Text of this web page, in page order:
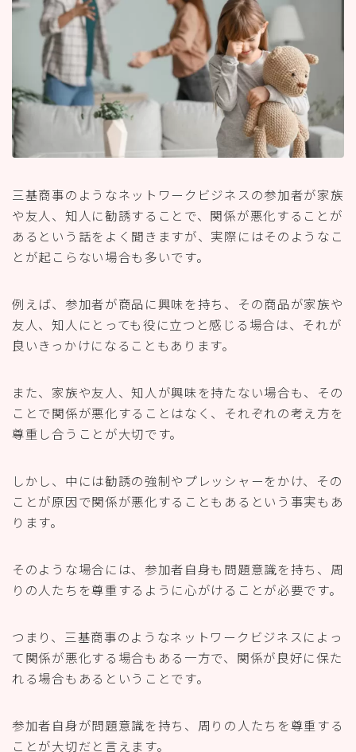
三基商事のようなネットワークビジネスの参加者が家族
や友人、知人に勧誘することで、関係が悪化することが
あるという話をよく聞きますが、実際にはそのようなこ
とが起こらない場合も多いです。
例えば、参加者が商品に興味を持ち、その商品が家族や
友人、知人にとっても役に立つと感じる場合は、それが
良いきっかけになることもあります。
また、家族や友人、知人が興味を持たない場合も、その
ことで関係が悪化することはなく、それぞれの考え方を
尊重し合うことが大切です。
しかし、中には勧誘の強制やプレッシャーをかけ、その
ことが原因で関係が悪化することもあるという事実もあ
ります。
そのような場合には、参加者自身も問題意識を持ち、周
りの人たちを尊重するように心がけることが必要です。
つまり、三基商事のようなネットワークビジネスによっ
て関係が悪化する場合もある一方で、関係が良好に保た
れる場合もあるということです。
参加者自身が問題意識を持ち、周りの人たちを尊重する
ことが大切だと言えます。